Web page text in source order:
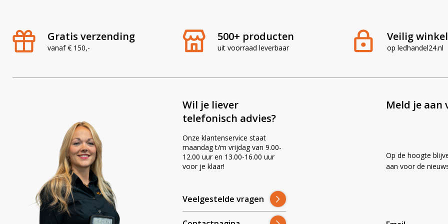
Gratis verzending
vanaf € 150,-
500+ producten
uit voorraad leverbaar
Veilig
op ledhandel24.nl
Wil je liever
telefonisch advies?
Onze klantenservice staat
maandag t/m vrijdag van 9.00-
12.00 uur en 13.00-16.00 uur
voor je klaar!
Veelgestelde vragen
Meld je aan
Op de hoogte
aan voor de